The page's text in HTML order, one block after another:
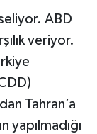
ABD
veriyor.
Tahran’a
yapılmadığı